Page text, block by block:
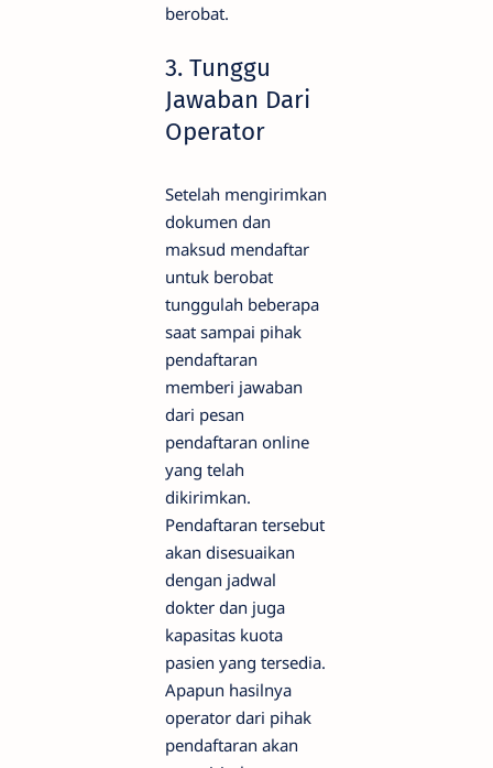
berobat.
3. Tunggu
Jawaban Dari
Operator
Setelah mengirimkan
dokumen dan
maksud mendaftar
untuk berobat
tunggulah beberapa
saat sampai pihak
pendaftaran
memberi jawaban
dari pesan
pendaftaran online
yang telah
dikirimkan.
Pendaftaran tersebut
akan disesuaikan
dengan jadwal
dokter dan juga
kapasitas kuota
pasien yang tersedia.
Apapun hasilnya
operator dari pihak
pendaftaran akan